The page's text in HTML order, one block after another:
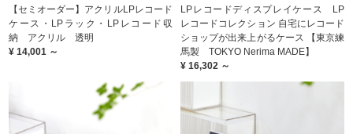
【セミオーダー】アクリルLPレコード
ケース・LPラック・LPレコード収
納 アクリル 透明
¥ 14,001 ～
LPレコードディスプレイケース LP
レコードコレクション 自宅にレコード
ショップが出来上がるケース 【東京練
馬製 TOKYO Nerima MADE】
¥ 16,302 ～